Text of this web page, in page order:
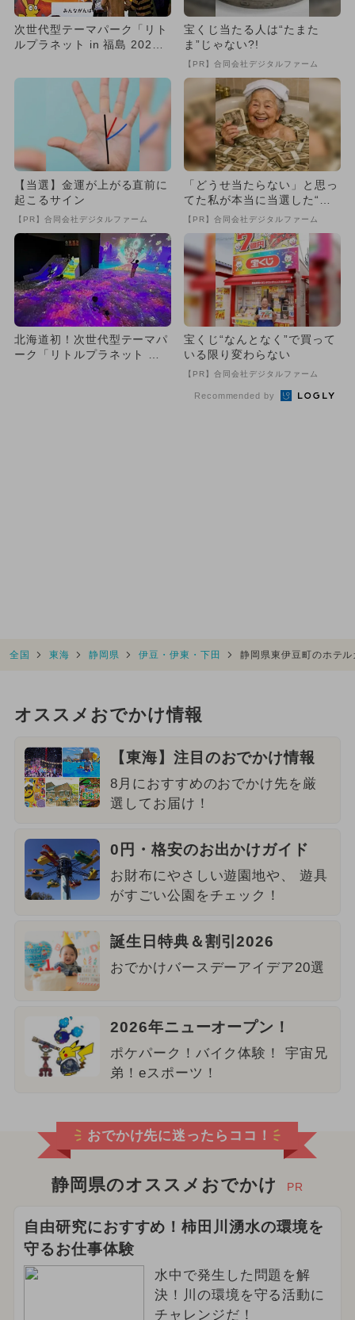
次世代型テーマパーク「リト
ルプラネット in 福島 202
宝くじ当たる人は“たまた
ま”じゃない?!
【PR】合同会社デジタルファーム
【当選】金運が上がる直前に
起こるサイン
【PR】合同会社デジタルファーム
「どうせ当たらない」と思っ
てた私が本当に当選した“買
い方”がこれ
【PR】合同会社デジタルファーム
北海道初！次世代型テーマパ
ーク「リトルプラネット イ
宝くじ“なんとなく”で買って
いる限り変わらない
【PR】合同会社デジタルファーム
Recommended by
全国 東海 静岡県 伊豆・伊東・下田 静岡県東伊豆町のホテ
オススメおでかけ情報
【東海】注目のおでかけ情報
8月におすすめのおでかけ先を厳
選してお届け！
0円・格安のお出かけガイド
お財布にやさしい遊園地や、 遊具
がすごい公園をチェック！
誕生日特典＆割引2026
おでかけバースデーアイデア20選
2026年ニューオープン！
ポケパーク！バイク体験！ 宇宙兄
弟！eスポーツ！
おでかけ先に迷ったらココ！
静岡県のオススメおでかけ PR
自由研究におすすめ！柿田川湧水の環境を
守るお仕事体験
水中で発生した問題を解
決！川の環境を守る活動に
チャレンジだ！